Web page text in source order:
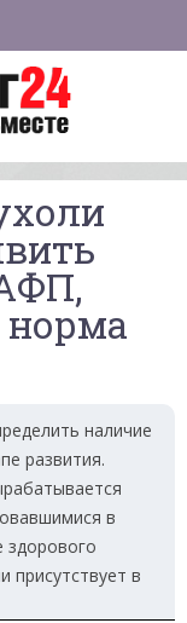
наличие
развития.
в
здорового
присутствует в